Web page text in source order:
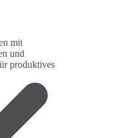
mit
und
produktives